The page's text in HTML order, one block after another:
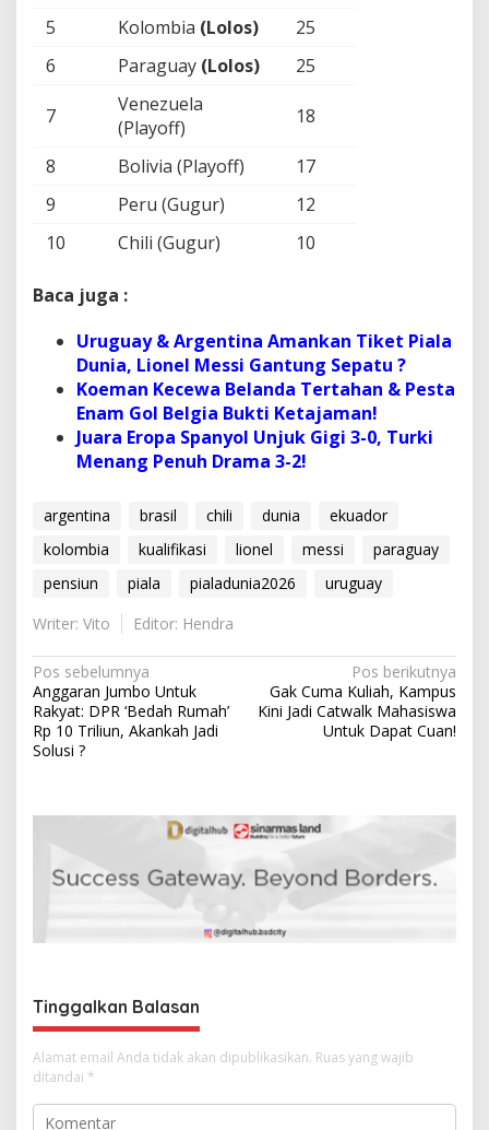
5
Kolombia (Lolos)
25
6
Paraguay (Lolos) 25
7
Venezuela
(Playoff)
18
8 Bolivia (Playoff)
17
9
Peru (Gugur)
12
10
Chili (Gugur) 10
Baca juga :
Uruguay & Argentina Amankan Tiket Piala
Dunia, Lionel Messi Gantung Sepatu ?
Koeman Kecewa Belanda Tertahan & Pesta
Enam Gol Belgia Bukti Ketajaman!
Juara Eropa Spanyol Unjuk Gigi 3-0, Turki
Menang Penuh Drama 3-2!
argentina brasil chili dunia
ekuador
kolombia
kualifikasi lionel messi
paraguay
pensiun
piala pialadunia2026
uruguay
Writer: Vito
Editor: Hendra
N
a
v
o
Pos sebelumnya
Anggaran Jumbo Untuk
Rakyat: DPR ‘Bedah Rumah’
Rp 10 Triliun, Akankah Jadi
Solusi ?
Pos berikutnya
Gak Cuma Kuliah, Kampus
Kini Jadi Catwalk Mahasiswa
Untuk Dapat Cuan!
Tinggalkan Balasan
Alamat email Anda tidak akan dipublikasikan. Ruas yang wajib
ditandai *